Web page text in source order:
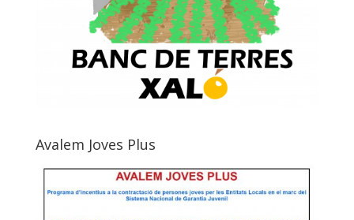
Avalem Joves Plus